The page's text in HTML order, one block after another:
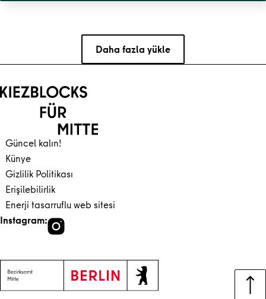
Daha fazla yükle
Güncel kalın!
Künye
Gizlilik Politikası
Erişilebilirlik
Enerji tasarruflu web sitesi
Instagram: